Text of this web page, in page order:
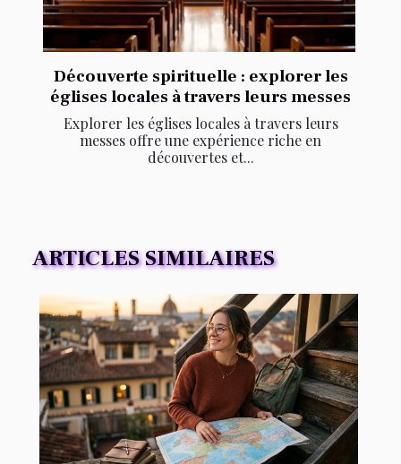
Découverte spirituelle : explorer les
églises locales à travers leurs messes
Explorer les églises locales à travers leurs
messes offre une expérience riche en
découvertes et...
ARTICLES SIMILAIRES